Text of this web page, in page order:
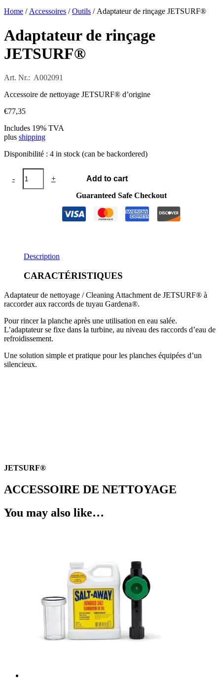
Home / Accessoires /Outils / Adaptateur de rinçage JETSURF®
Adaptateur de rinçage
JETSURF®
Art. Nr.: A002091
Accessoire de nettoyage JETSURF® d’origine
€77,35
Includes 19% TVA
plus shipping
Disponibilité : 4 in stock (can be backordered)
-
Adaptateur
rinçage
+
Add to cart
Guaranteed Safe Checkout
Description
CARACTÉRISTIQUES
Adaptateur de nettoyage / Cleaning Attachment de JETSURF® à
raccorder aux raccords de tuyau Gardena®.
Pour rincer la planche après une utilisation en eau salée.
L’adaptateur se fixe dans la turbine, au niveau des raccords d’eau de
refroidissement.
Une solution simple et pratique pour les planches équipées d’un
silencieux.
JETSURF®
ACCESSOIRE DE NETTOYAGE
You may also like…